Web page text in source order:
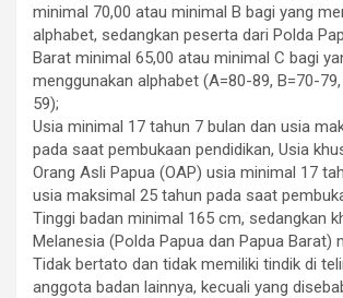
minimal 70,00 atau minimal B bagi yang
alphabet, sedangkan peserta dari Polda
Barat minimal 65,00 atau minimal C bagi
menggunakan alphabet (A=80-89, B=70-
59);
Usia minimal 17 tahun 7 bulan dan usia
pada saat pembukaan pendidikan, Usia
Orang Asli Papua (OAP) usia minimal 17
usia maksimal 25 tahun pada saat
Tinggi badan minimal 165 cm, sedangkan
Melanesia (Polda Papua dan Papua Barat)
Tidak bertato dan tidak memiliki tindik di
anggota badan lainnya, kecuali yang